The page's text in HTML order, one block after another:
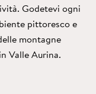
Godetevi ogni
pittoresco e
montagne
Valle Aurina.